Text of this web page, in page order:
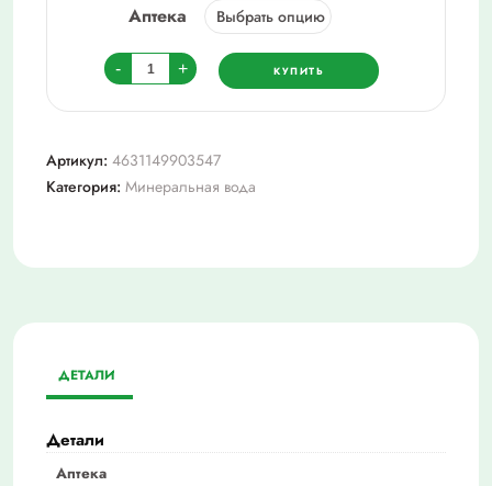
Аптека
-
Количество
товара
Флюори
природная
питьевая
1,5
+ КУПИТЬ
Артикул: 4631149903547
Категория: Минеральная вода
ДЕТАЛИ
Детали
Аптека